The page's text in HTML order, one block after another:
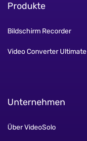
Produkte
Bildschirm Recorder
Video Converter Ultimate
Unternehmen
Über VideoSolo